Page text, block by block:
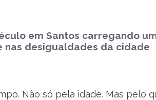
em Santos carregando
nas desigualdades da cidade
Não só pela idade. Mas pelo